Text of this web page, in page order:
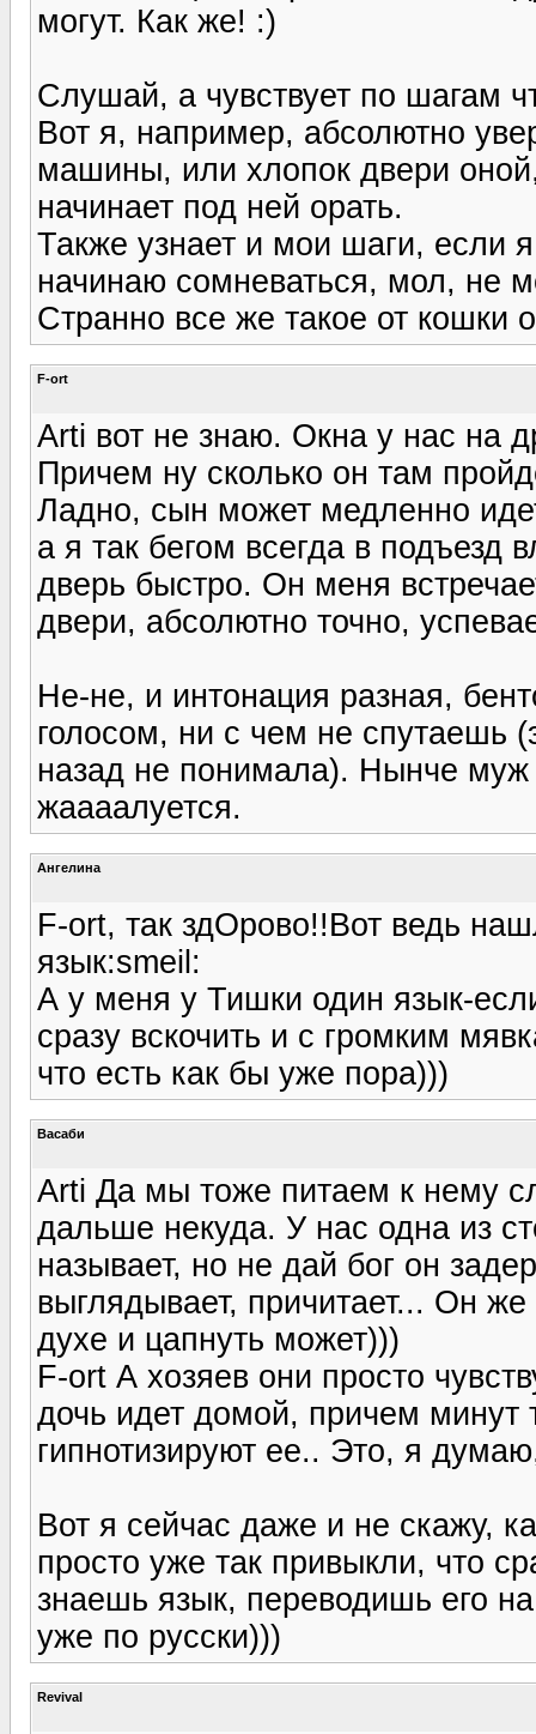
могут. Как же! :)
Слушай, а чувствует по шагам
Вот я, например, абсолютно
машины, или хлопок двери
начинает под ней орать.
Также узнает и мои шаги, если
начинаю сомневаться, мол, не
Странно все же такое от кошки
F-ort
Arti вот не знаю. Окна у нас на
Причем ну сколько он там
Ладно, сын может медленно
а я так бегом всегда в
дверь быстро. Он меня
двери, абсолютно точно,
Не-не, и интонация разная,
голосом, ни с чем не спутаешь
назад не понимала). Нынче муж
жаааалуется.
Ангелина
F-ort, так здОрово!!Вот ведь
язык:smeil:
А у меня у Тишки один язык-
сразу вскочить и с громким
что есть как бы уже пора)))
Васаби
Arti Да мы тоже питаем к нему
дальше некуда. У нас одна из
называет, но не дай бог он
выглядывает, причитает... Он
духе и цапнуть может)))
F-ort А хозяев они просто
дочь идет домой, причем минут
гипнотизируют ее.. Это, я
Вот я сейчас даже и не скажу,
просто уже так привыкли, что
знаешь язык, переводишь его
уже по русски)))
Revival